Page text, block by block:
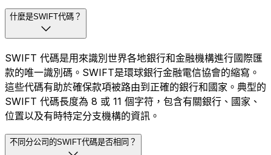
什麼是SWIFT代碼？
SWIFT 代碼是用來識別世界各地銀行和金融機構進行國際匯
款的唯一識別碼。SWIFT是環球銀行金融電信協會的縮寫。
這些代碼有助於確保款項被路由到正確的銀行和國家。典型的
SWIFT 代碼長度為 8 或 11 個字符，包含有關銀行、國家、
位置以及有時特定分支機構的資訊。
不同分公司的SWIFT代碼是否相同？